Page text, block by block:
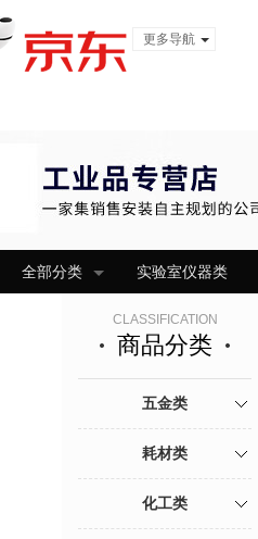
更多导航
全部分类 实验室仪器类
CLASSIFICATION
商品分类
五金类
耗材类
化工类